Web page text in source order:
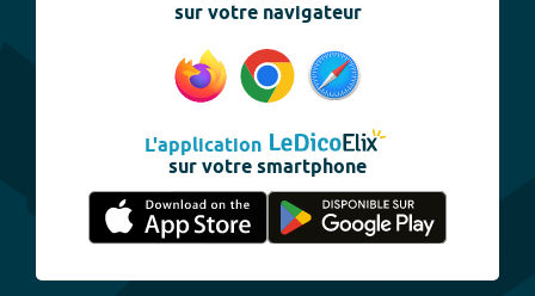
sur votre navigateur
L'application
sur votre smartphone